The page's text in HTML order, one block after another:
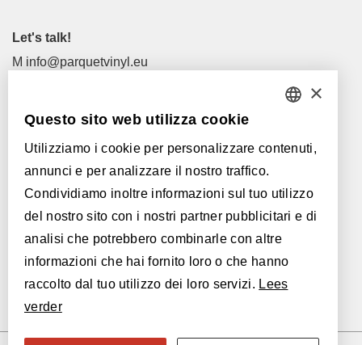
Let's talk!
M info@parquetvinyl.eu
Let's meet!
I nostri rivenditori
Con il supporto di:
FRENCH
ENGLISH
GERMAN
SPANISH
×
Questo sito web utilizza cookie
Utilizziamo i cookie per personalizzare contenuti,
annunci e per analizzare il nostro traffico.
Condividiamo inoltre informazioni sul tuo utilizzo
del nostro sito con i nostri partner pubblicitari e di
analisi che potrebbero combinarle con altre
informazioni che hai fornito loro o che hanno
raccolto dal tuo utilizzo dei loro servizi. Lees
verder